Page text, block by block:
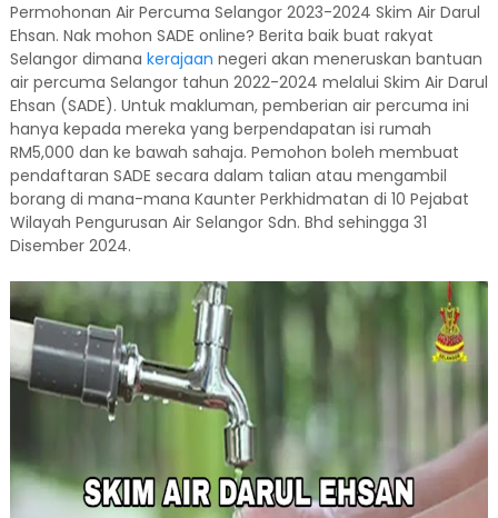
Permohonan Air Percuma Selangor 2023-2024 Skim Air Darul
Ehsan. Nak mohon SADE online? Berita baik buat rakyat
Selangor dimana kerajaan negeri akan meneruskan bantuan
air percuma Selangor tahun 2022-2024 melalui Skim Air Darul
Ehsan (SADE). Untuk makluman, pemberian air percuma ini
hanya kepada mereka yang berpendapatan isi rumah
RM5,000 dan ke bawah sahaja. Pemohon boleh membuat
pendaftaran SADE secara dalam talian atau mengambil
borang di mana-mana Kaunter Perkhidmatan di 10 Pejabat
Wilayah Pengurusan Air Selangor Sdn. Bhd sehingga 31
Disember 2024.